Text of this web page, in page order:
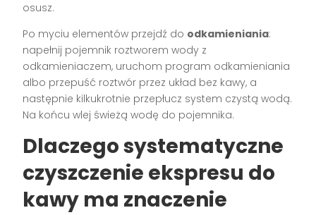
osusz.
Po myciu elementów przejdź do odkamieniania:
napełnij pojemnik roztworem wody z
odkamieniaczem, uruchom program odkamieniania
albo przepuść roztwór przez układ bez kawy, a
następnie kilkukrotnie przepłucz system czystą wodą.
Na końcu wlej świeżą wodę do pojemnika.
Dlaczego systematyczne
czyszczenie ekspresu do
kawy ma znaczenie